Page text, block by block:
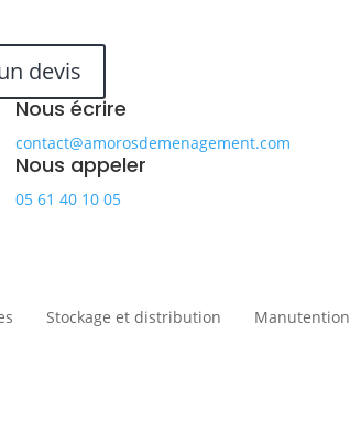
devis
Nous écrire
contact@amorosdemenagement.com
Nous appeler
05 61 40 10 05
Stockage et distribution Manutention